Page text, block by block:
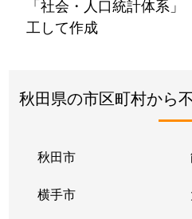
「社会・人口統計体系
工して作成
秋田県の市区町村から
秋田市
横手市